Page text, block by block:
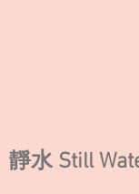
靜水 Still